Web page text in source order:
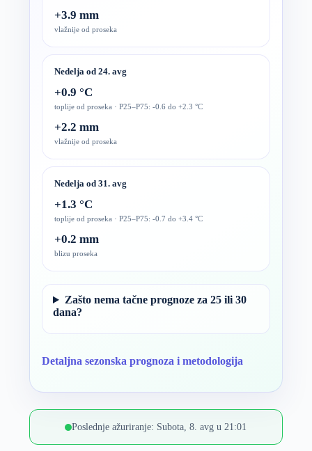
+3.9 mm
vlažnije od proseka
Nedelja od 24. avg
+0.9 °C
toplije od proseka · P25–P75: -0.6 do +2.3 °C
+2.2 mm
vlažnije od proseka
Nedelja od 31. avg
+1.3 °C
toplije od proseka · P25–P75: -0.7 do +3.4 °C
+0.2 mm
blizu proseka
Zašto nema tačne prognoze za 25 ili 30
dana?
Detaljna sezonska prognoza i metodologija
Poslednje ažuriranje: Subota, 8. avg u 21:01